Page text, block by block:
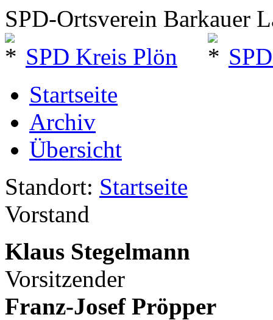
SPD-Ortsverein Barkauer
SPD Kreis Plön
Startseite
Archiv
Übersicht
Standort: Startseite
Vorstand
Klaus Stegelmann
Vorsitzender
Franz-Josef Pröpper